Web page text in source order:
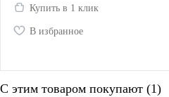
Купить в 1 клик
В избранное
С этим товаром покупают (1)